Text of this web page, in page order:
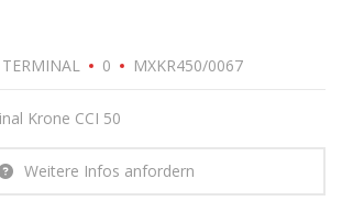
TERMINAL 0 MXKR450/0067
Krone CCI 50
Weitere Infos anfordern